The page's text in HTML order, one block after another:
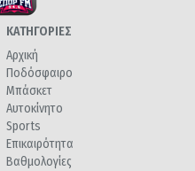
ΚΑΤΗΓΟΡΙΕΣ
Αρχική
Ποδόσφαιρο
Μπάσκετ
Αυτοκίνητο
Sports
Επικαιρότητα
Βαθμολογίες